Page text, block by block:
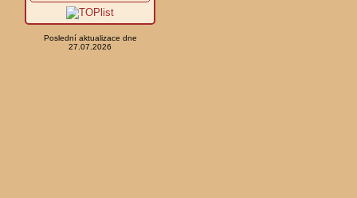
Poslední aktualizace dne
27.07.2026